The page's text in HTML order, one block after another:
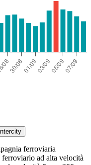
ferroviaria
ad alta velocità